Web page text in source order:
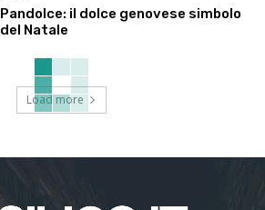
Pandolce: il dolce genovese simbolo
del Natale
Load more